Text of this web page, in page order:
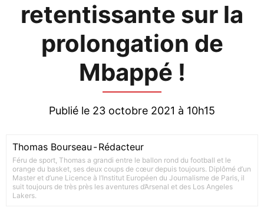
retentissante sur la
prolongation de
Mbappé !
Publié le 23 octobre 2021 à 10h15
Thomas Bourseau -Rédacteur
Féru de sport, Thomas a grandi entre le ballon rond du football et le
orange du basket, ses deux coups de cœur depuis toujours. Diplômé d’un
Master et d’une Licence à l’Institut Européen du Journalisme de Paris, il
suit toujours de très près les aventures d’Arsenal et des Los Angeles
Lakers.